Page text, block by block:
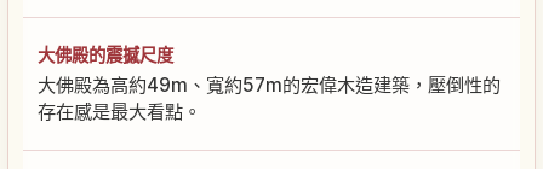
大佛殿的震撼尺度
大佛殿為高約49m、寬約57m的宏偉木造建築，壓倒性的
存在感是最大看點。